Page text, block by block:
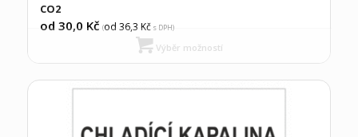
CO2
od 30,0 Kč (od 36,3 Kčs DPH)
Výběr možností